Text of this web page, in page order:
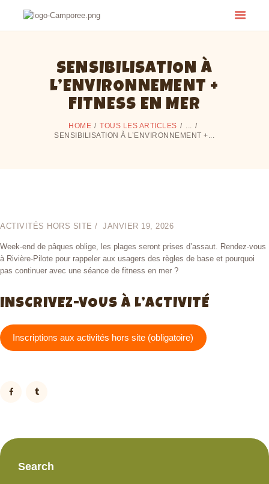
SENSIBILISATION À
L’ENVIRONNEMENT +
FITNESS EN MER
HOME TOUS LES ARTICLES
SENSIBILISATION À L’ENVIRONNEMENT +...
ACTIVITÉS HORS SITE JANVIER 19, 2026
Week-end de pâques oblige, les plages seront prises d’assaut. Rendez-vous
à Rivière-Pilote pour rappeler aux usagers des règles de base et pourquoi
pas continuer avec une séance de fitness en mer ?
INSCRIVEZ-VOUS À L’ACTIVITÉ
Inscriptions aux activités hors site (obligatoire)
Search